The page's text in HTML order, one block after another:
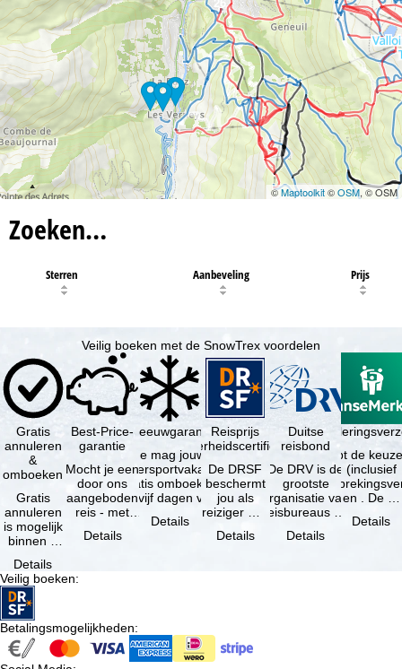
©Maptoolkit©OSM, © OSM
Zoeken…
Sterren Aanbeveling Prijs
Veilig boeken met de SnowTrex voordelen
Gratis
annuleren
&
omboeken
Gratis
annuleren
is mogelijk
binnen 5
de
boeking,
als jouw
vakantie …
Details
Best-Price-
garantie
Mocht je een
door ons
aangeboden
reis - met
beschikbaarheid
Details
Sneeuwgarantie
Je mag jouw
wintersportvakantie
gratis omboeken
als vijf dagen voor
Details
Reisprijs
zekerheidscertificaat
De DRSF
beschermt
jou als
reiziger met
pakketreis
Details
Duitse
reisbond
De DRV is de
grootste
organisatie van
reisbureaus en
in Duitsland. …
Details
Je hebt de
(inclusief
en . De …
Details
Veilig boeken:
Betalingsmogelijkheden: